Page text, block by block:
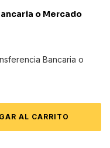
o Mercado
Bancaria o